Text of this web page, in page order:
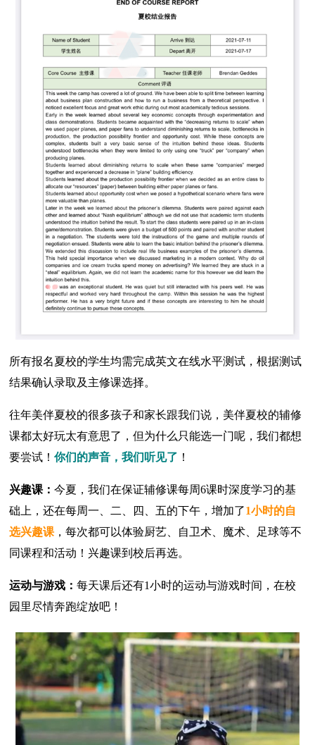
所有报名夏校的学生均需完成英文在线水平测试，根据测试
结果确认录取及主修课选择。
往年美伴夏校的很多孩子和家长跟我们说，美伴夏校的辅修
课都太好玩太有意思了，但为什么只能选一门呢，我们都想
要尝试！你们的声音，我们听见了 ！
兴趣课：今夏，我们在保证辅修课每周6课时深度学习的基
础上，还在每周一、二、四、五的下午，增加了1小时的自
选兴趣课 ，每次都可以体验厨艺、自卫术、魔术、足球等不
同课程和活动！兴趣课到校后再选。
运动与游戏：每天课后还有1小时的运动与游戏时间，在校
园里尽情奔跑绽放吧！